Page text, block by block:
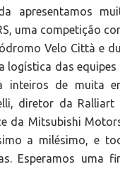
apresentamos
uma competição
Velo Città e
logística das
inteiros de muita
diretor da
da Mitsubishi
a milésimo, e
Esperamos uma